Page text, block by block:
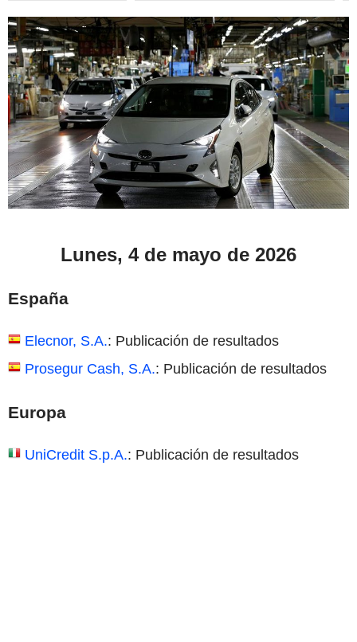
Lunes, 4 de mayo de 2026
España
Elecnor, S.A.: Publicación de resultados
Prosegur Cash, S.A.: Publicación de resultados
Europa
UniCredit S.p.A.: Publicación de resultados